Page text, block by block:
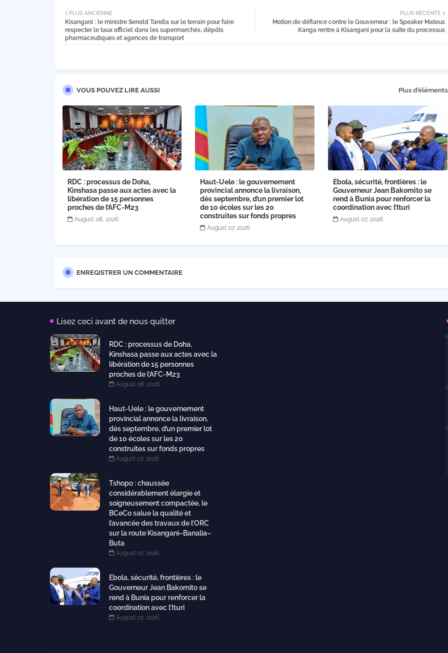
PLUS RÉCENTE
Motion de défiance contre le Gouverneur : le Speaker Mateus
Kanga rentre à Kisangani pour la suite du processus
PLUS ANCIENNE
Kisangani : le ministre Senold Tandia sur le terrain pour faire
respecter le taux officiel dans les supermarchés, dépôts
pharmaceutiques et agences de transport
VOUS POUVEZ LIRE AUSSI Plus d'éléments
RDC : processus de Doha,
Kinshasa passe aux actes avec la
libération de 15 personnes
proches de l’AFC-M23
August 08, 2026
Haut-Uele : le gouvernement
provincial annonce la livraison,
dès septembre, d’un premier lot
de 10 écoles sur les 20
construites sur fonds propres
August 07, 2026
Ebola, sécurité, frontières : le
Gouverneur Jean Bakomito se
rend à Bunia pour renforcer la
coordination avec l’Ituri
August 07, 2026
ENREGISTRER UN COMMENTAIRE
Lisez ceci avant de nous quitter
RDC : processus de Doha,
Kinshasa passe aux actes avec la
libération de 15 personnes
proches de l’AFC-M23
August 08, 2026
Haut-Uele : le gouvernement
provincial annonce la livraison,
dès septembre, d’un premier lot
de 10 écoles sur les 20
construites sur fonds propres
August 07, 2026
Tshopo : chaussée
considérablement élargie et
soigneusement compactée, le
BCeCo salue la qualité et
l’avancée des travaux de l’ORC
sur la route Kisangani–Banalia–
Buta
August 07, 2026
Ebola, sécurité, frontières : le
Gouverneur Jean Bakomito se
rend à Bunia pour renforcer la
coordination avec l’Ituri
August 07, 2026